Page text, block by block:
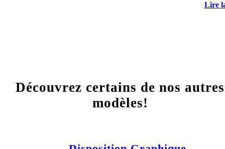
Lire
Découvrez certains de nos autres
modèles!